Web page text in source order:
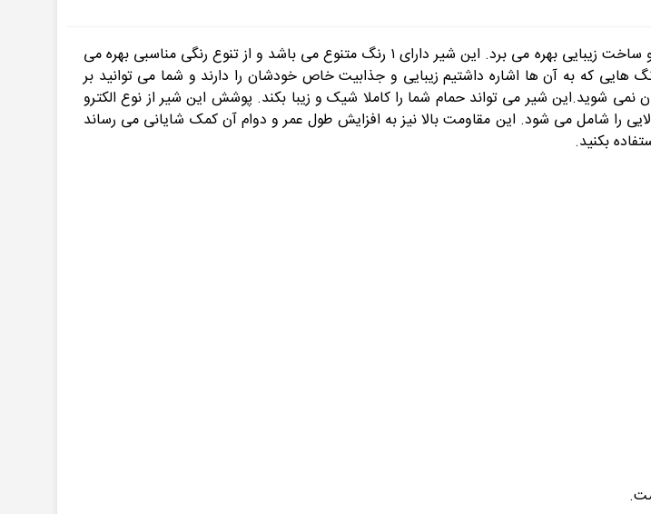
علم دوش یونیورست شیبه مدل تابان یک محصول بسیار کاربردی است که از طراحی و ساخت زیبایی بهره می برد. این شیر دارای ۱ رنگ متنوع می باشد و از تنوع رنگی مناسبی بهره می
که به آن ها اشاره داشتیم زیبایی و جذابیت خاص خودشان را دارند و شما می توانید بر
شوید.این شیر می تواند حمام شما را کاملا شیک و زیبا بکند. پوشش این شیر از نوع الکترو
را شامل می شود. این مقاومت بالا نیز به افزایش طول عمر و دوام آن کمک شایانی می رساند
بکنید.